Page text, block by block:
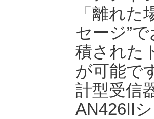
「離れ
セージ”
積された
が可能で
計型受信
AN426II